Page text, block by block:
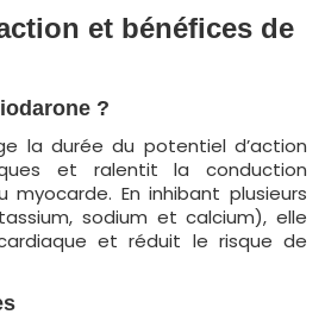
et bénéfices de
?
la durée du potentiel d’action
et ralentit la conduction
En inhibant plusieurs
sodium et calcium), elle
et réduit le risque de